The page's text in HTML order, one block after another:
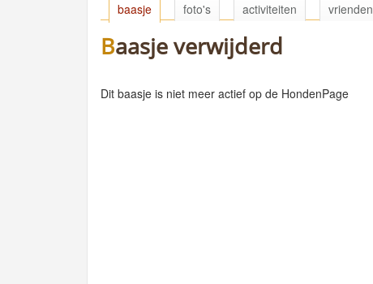
baasje foto's activiteiten vrienden
Baasje verwijderd
Dit baasje is niet meer actief op de HondenPage